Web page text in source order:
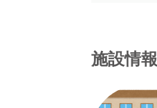
施設情報